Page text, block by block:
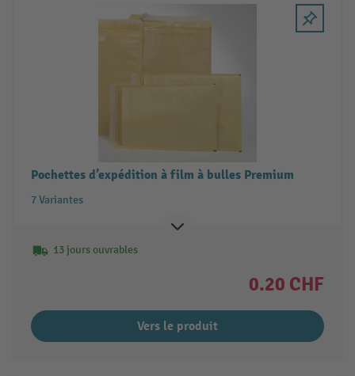
Pochettes d’expédition à film à bulles Premium
7 Variantes
13 jours ouvrables
0.20 CHF
Vers le produit